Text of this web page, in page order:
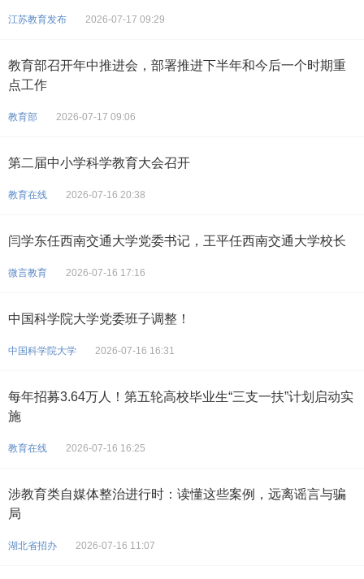
江苏教育发布 2026-07-17 09:29
教育部召开年中推进会，部署推进下半年和今后一个时期重
点工作
教育部 2026-07-17 09:06
第二届中小学科学教育大会召开
教育在线 2026-07-16 20:38
闫学东任西南交通大学党委书记，王平任西南交通大学校长
微言教育 2026-07-16 17:16
中国科学院大学党委班子调整！
中国科学院大学 2026-07-16 16:31
每年招募3.64万人！第五轮高校毕业生“三支一扶”计划启动实
施
教育在线 2026-07-16 16:25
涉教育类自媒体整治进行时：读懂这些案例，远离谣言与骗
局
湖北省招办 2026-07-16 11:07